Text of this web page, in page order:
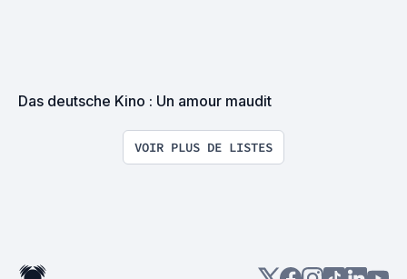
Das deutsche Kino : Un amour maudit
VOIR PLUS DE LISTES